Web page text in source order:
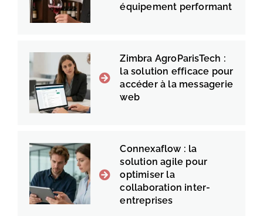
équipement performant
Zimbra AgroParisTech :
la solution efficace pour
accéder à la messagerie
web
Connexaflow : la
solution agile pour
optimiser la
collaboration inter-
entreprises